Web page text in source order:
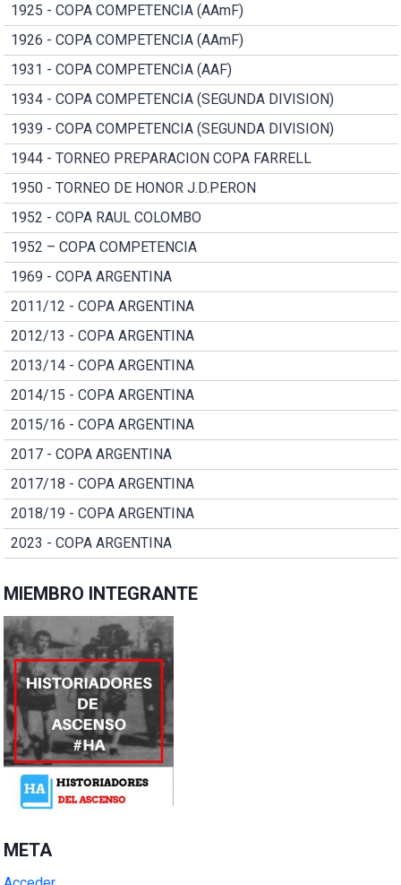
1925 - COPA COMPETENCIA (AAmF)
1926 - COPA COMPETENCIA (AAmF)
1931 - COPA COMPETENCIA (AAF)
1934 - COPA COMPETENCIA (SEGUNDA DIVISION)
1939 - COPA COMPETENCIA (SEGUNDA DIVISION)
1944 - TORNEO PREPARACION COPA FARRELL
1950 - TORNEO DE HONOR J.D.PERON
1952 - COPA RAUL COLOMBO
1952 – COPA COMPETENCIA
1969 - COPA ARGENTINA
2011/12 - COPA ARGENTINA
2012/13 - COPA ARGENTINA
2013/14 - COPA ARGENTINA
2014/15 - COPA ARGENTINA
2015/16 - COPA ARGENTINA
2017 - COPA ARGENTINA
2017/18 - COPA ARGENTINA
2018/19 - COPA ARGENTINA
2023 - COPA ARGENTINA
MIEMBRO INTEGRANTE
META